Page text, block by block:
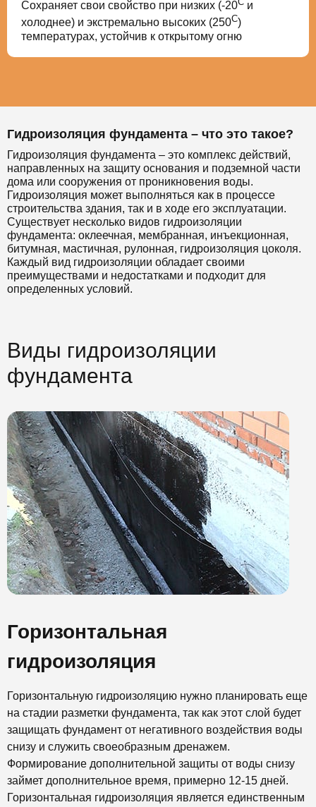
Сохраняет свои свойство при низких (-20
и
холоднее) и экстремально высоких (250С)
температурах, устойчив к открытому огню
Гидроизоляция фундамента – что это такое?
Гидроизоляция фундамента – это комплекс действий,
направленных на защиту основания и подземной части
дома или сооружения от проникновения воды.
Гидроизоляция может выполняться как в процессе
строительства здания, так и в ходе его эксплуатации.
Существует несколько видов гидроизоляции
фундамента: оклеечная, мембранная, инъекционная,
битумная, мастичная, рулонная, гидроизоляция цоколя.
Каждый вид гидроизоляции обладает своими
преимуществами и недостатками и подходит для
определенных условий.
Виды гидроизоляции
фундамента
Горизонтальная
гидроизоляция
Горизонтальную гидроизоляцию нужно планировать еще
на стадии разметки фундамента, так как этот слой будет
защищать фундамент от негативного воздействия воды
снизу и служить своеобразным дренажем.
Формирование дополнительной защиты от воды снизу
займет дополнительное время, примерно 12-15 дней.
Горизонтальная гидроизоляция является единственным